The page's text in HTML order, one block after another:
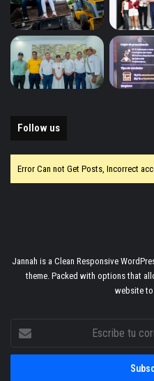
Follow us
Error Can not Get Posts, Incorrect
Jannah is a Clean Responsive
theme. Packed with options that
website
Escribe
correo